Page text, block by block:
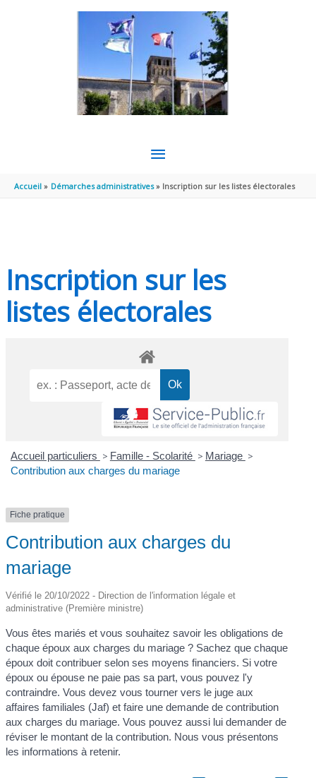
MENU
PRINCIPAL
Accueil Démarches administratives Inscription sur les listes électorales
Inscription sur les
listes électorales
Accueil particuliers > Famille - Scolarité > Mariage >
Contribution aux charges du mariage
Fiche pratique
Contribution aux charges du
mariage
Vérifié le 20/10/2022 - Direction de l'information légale et
administrative (Première ministre)
Vous êtes mariés et vous souhaitez savoir les obligations de
chaque époux aux charges du mariage ? Sachez que chaque
époux doit contribuer selon ses moyens financiers. Si votre
époux ou épouse ne paie pas sa part, vous pouvez l'y
contraindre. Vous devez vous tourner vers le juge aux
affaires familiales (Jaf) et faire une demande de contribution
aux charges du mariage. Vous pouvez aussi lui demander de
réviser le montant de la contribution. Nous vous présentons
les informations à retenir.